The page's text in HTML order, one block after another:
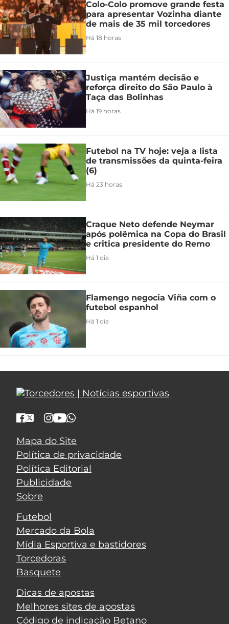
Colo-Colo promove grande festa
para apresentar Vozinha diante
de mais de 35 mil torcedores
Há 18 horas
Justiça mantém decisão e
reforça direito do São Paulo à
Taça das Bolinhas
Há 19 horas
Futebol na TV hoje: veja a lista
de transmissões da quinta-feira
(6)
Há 23 horas
Craque Neto defende Neymar
após polêmica na Copa do Brasil
e critica presidente do Remo
Há 1 dia
Flamengo negocia Viña com o
futebol espanhol
Há 1 dia
Mapa do Site
Política de privacidade
Política Editorial
Publicidade
Sobre
Futebol
Mercado da Bola
Mídia Esportiva e bastidores
Torcedoras
Basquete
Dicas de apostas
Melhores sites de apostas
Código de indicação Betano